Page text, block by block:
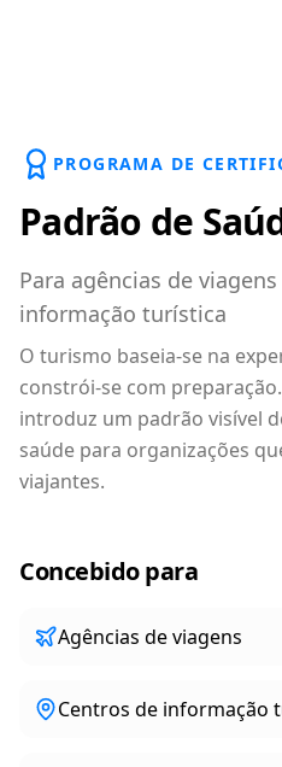
PROGRAMA DE
Padrão de
Para agências de
informação turística
O turismo baseia-se na
constrói-se com
introduz um padrão visível
saúde para organizações
viajantes.
Concebido para
Agências de viagens
Centros de informação